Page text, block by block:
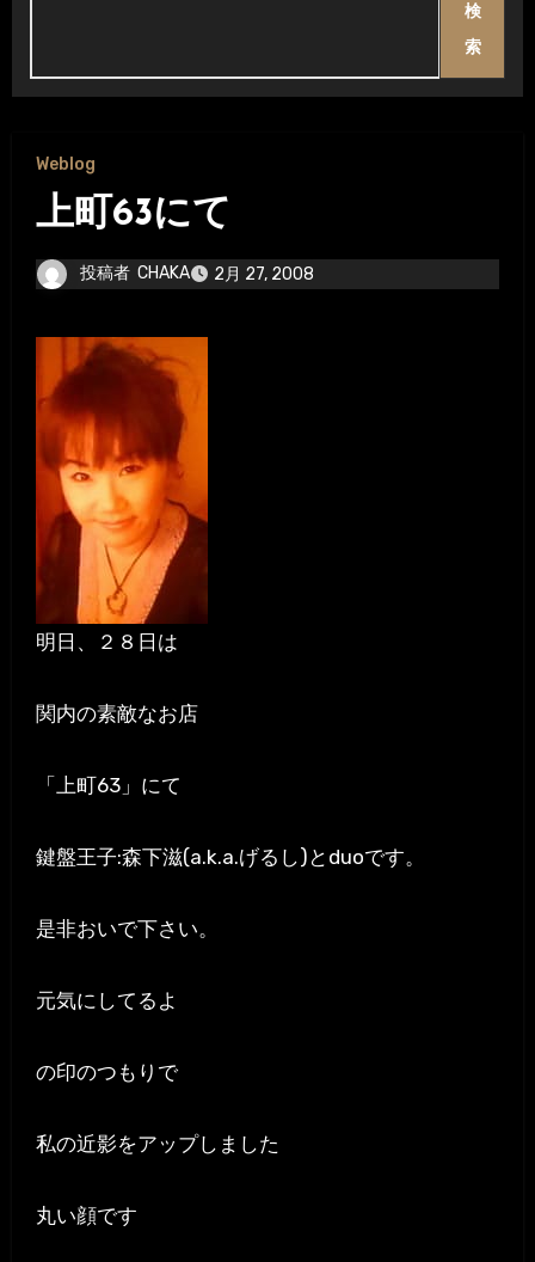
検
索
Weblog
上町63にて
投稿者 CHAKA 2月 27, 2008
明日、２８日は
関内の素敵なお店
「上町63」にて
鍵盤王子:森下滋(a.k.a.げるし)とduoです。
是非おいで下さい。
元気にしてるよ
の印のつもりで
私の近影をアップしました
丸い顔です